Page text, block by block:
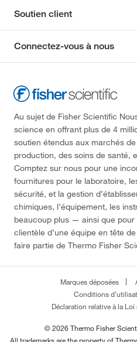
Soutien client
Connectez-vous à nous
Au sujet de Fisher Scientific
science en offrant plus de 4
soutien étendus aux marchés
production, des soins de santé,
Comptez sur nous pour une
fournitures pour le laboratoire,
sécurité, et la gestion
chimiques, l’équipement, les
beaucoup plus — ainsi que
clientèle d’une équipe en tête
faire partie de Thermo Fisher
Marques déposées
Conditions
Déclaration relative à la Loi
© 2026 Thermo Fisher